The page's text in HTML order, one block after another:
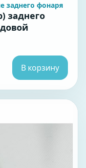
заднего фонаря
заднего
В корзину